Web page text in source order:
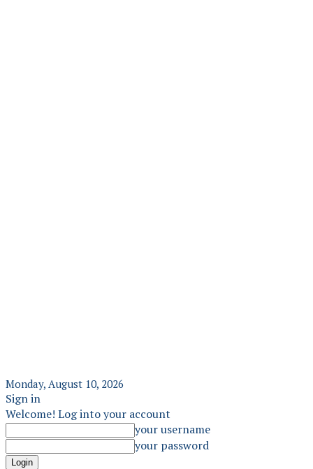
Monday, August 10, 2026
Sign in
Welcome! Log into your account
your username
your password